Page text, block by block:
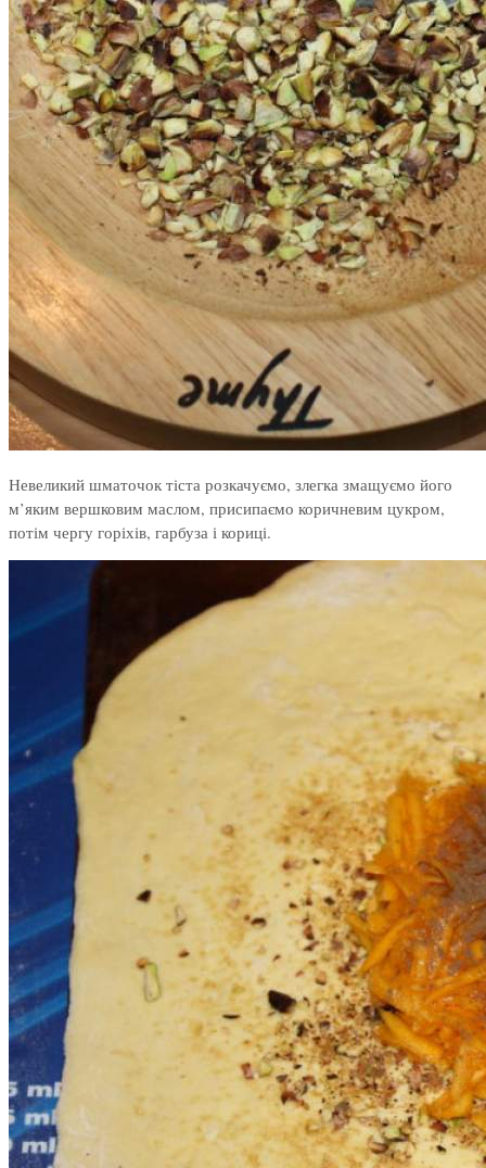
Невеликий шматочок тіста розкачуємо, злегка змащуємо його
м’яким вершковим маслом, присипаємо коричневим цукром,
потім чергу горіхів, гарбуза і кориці.